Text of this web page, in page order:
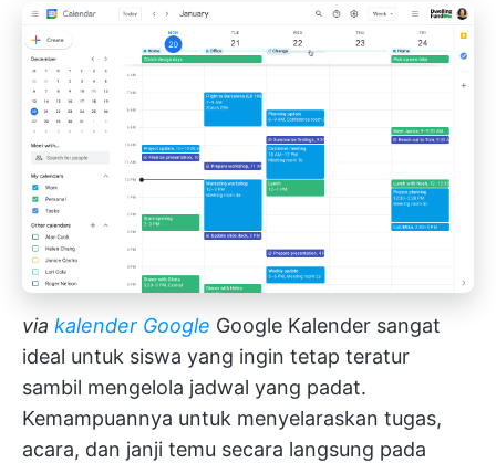
via kalender Google Google Kalender sangat
ideal untuk siswa yang ingin tetap teratur
sambil mengelola jadwal yang padat.
Kemampuannya untuk menyelaraskan tugas,
acara, dan janji temu secara langsung pada